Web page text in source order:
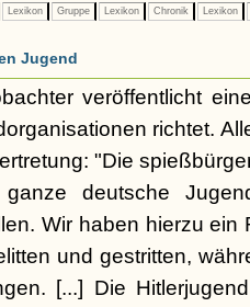
Lexikon Gruppe Lexikon Chronik Lexikon
Jugend
veröffentlicht
richtet.
"Die
deutsche
Wir haben hierzu ein
und gestritten,
[...] Die